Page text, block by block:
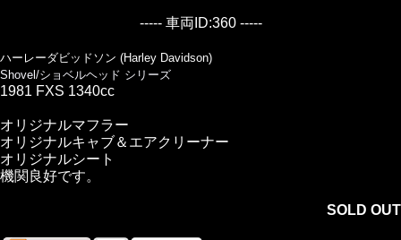
----- 車両ID:360 -----
ハーレーダビッドソン (Harley Davidson)
Shovel/ショベルヘッド シリーズ
1981 FXS 1340cc
オリジナルマフラー
オリジナルキャブ＆エアクリーナー
オリジナルシート
機関良好です。
SOLD OUT